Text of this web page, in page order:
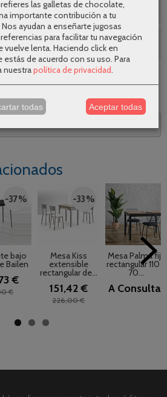
AGOSTO
-37 %
bajo
Bailen
€
€
-33 %
Mesa Kiss
extensible
rectangular de...
151,42 €
226,00 €
Mesa Palma fija
rectangular 110 x
70...
A Consultar
las galletas de chocolate,
importante contribución a tu
ayudan a enseñarte jugosas
para facilitar tu navegación
vuelve lenta. Haciendo click en
de acuerdo con su uso. Para
nuestrapolítica de privacidad.
todas Aceptar todas